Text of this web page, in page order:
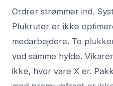
Ordrer strømmer ind.
Plukruter er ikke
medarbejdere. To
ved samme hylde.
ikke, hvor vare X er.